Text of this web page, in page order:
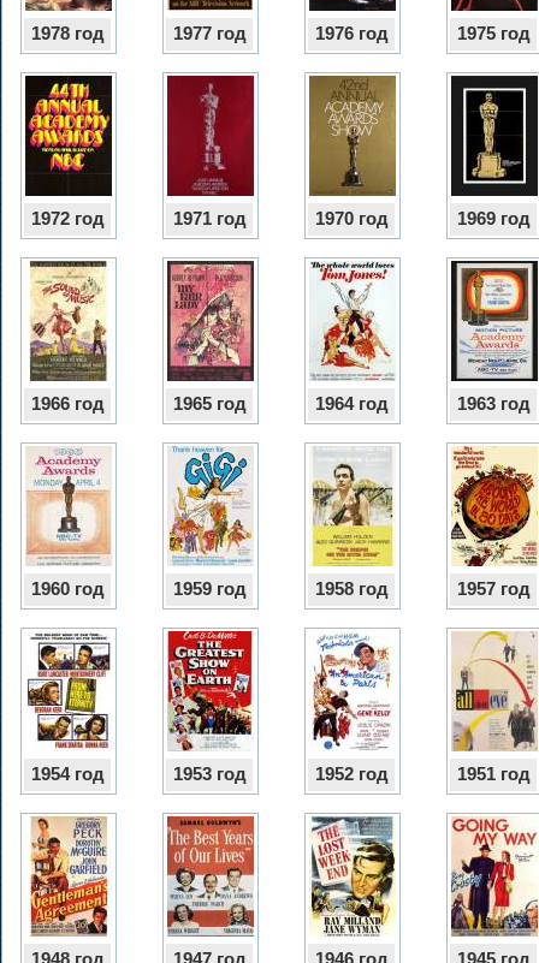
1978 год 1977 год 1976 год 1975 год
1972 год 1971 год 1970 год 1969 год
1966 год 1965 год 1964 год 1963 год
1960 год 1959 год 1958 год 1957 год
1954 год 1953 год 1952 год 1951 год